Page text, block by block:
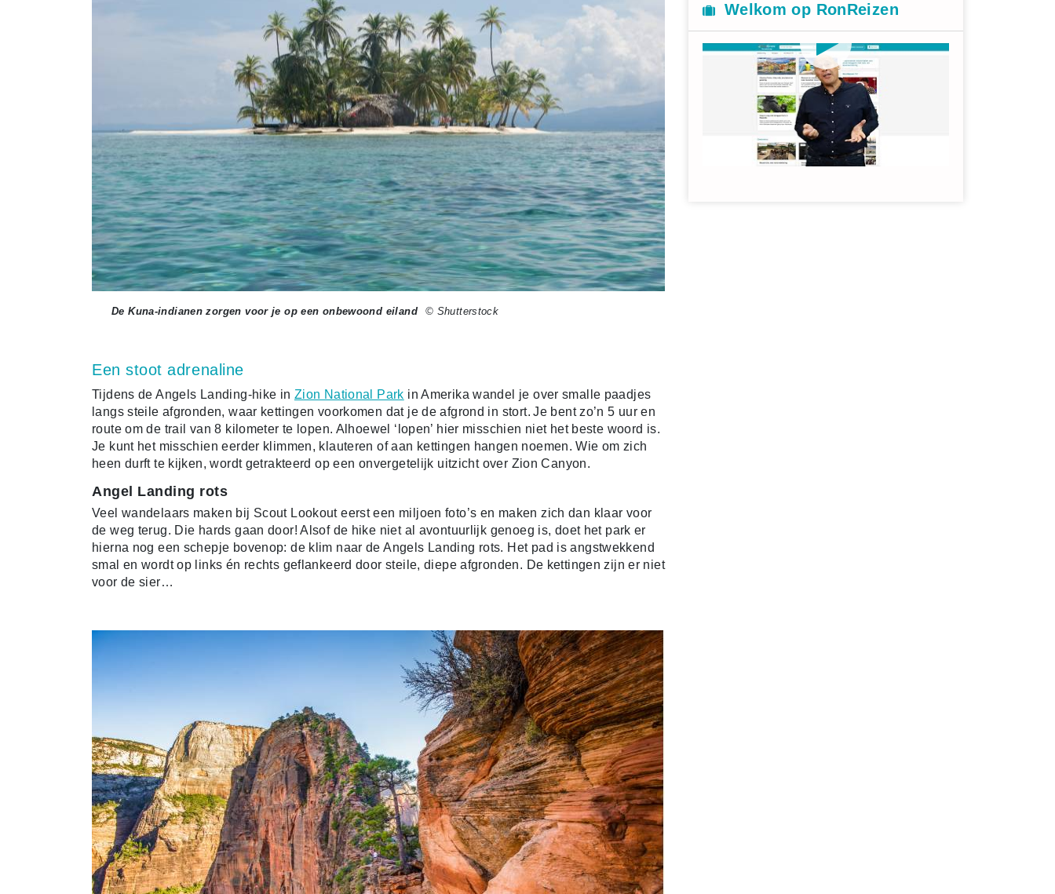
De Kuna-indianen zorgen voor je op een onbewoond eiland © Shutterstock
Een stoot adrenaline
Tijdens de Angels Landing-hike in Zion National Park in Amerika wandel je over smalle paadjes
langs steile afgronden, waar kettingen voorkomen dat je de afgrond in stort. Je bent zo’n 5 uur en
route om de trail van 8 kilometer te lopen. Alhoewel ‘lopen’ hier misschien niet het beste woord is.
Je kunt het misschien eerder klimmen, klauteren of aan kettingen hangen noemen. Wie om zich
heen durft te kijken, wordt getrakteerd op een onvergetelijk uitzicht over Zion Canyon.
Angel Landing rots
Veel wandelaars maken bij Scout Lookout eerst een miljoen foto’s en maken zich dan klaar voor
de weg terug. Die hards gaan door! Alsof de hike niet al avontuurlijk genoeg is, doet het park er
hierna nog een schepje bovenop: de klim naar de Angels Landing rots. Het pad is angstwekkend
smal en wordt op links én rechts geflankeerd door steile, diepe afgronden. De kettingen zijn er niet
voor de sier…
Welkom op RonReizen